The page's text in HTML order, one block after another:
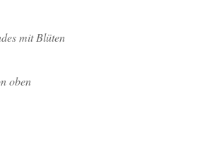
mit Blüten
oben